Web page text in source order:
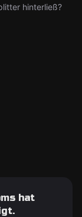
hinterließ?
hat